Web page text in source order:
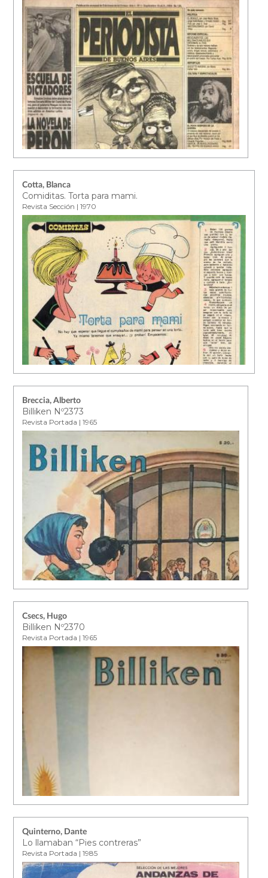
Cotta, Blanca
Comiditas. Torta para mami.
Revista Sección | 1970
Breccia, Alberto
Billiken Nº2373
Revista Portada | 1965
Csecs, Hugo
Billiken Nº2370
Revista Portada | 1965
Quinterno, Dante
Lo llamaban “Pies contreras”
Revista Portada | 1985